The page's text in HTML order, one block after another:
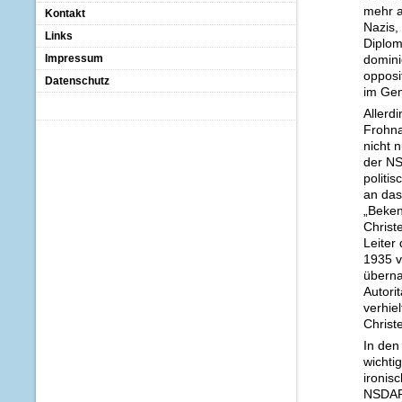
mehr
im
nicht
der
an
Leiter
1935
In
Kontakt
Links
Impressum
Datenschutz